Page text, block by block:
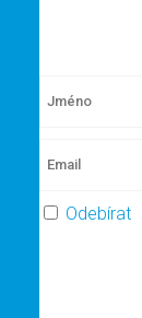
Odebírat